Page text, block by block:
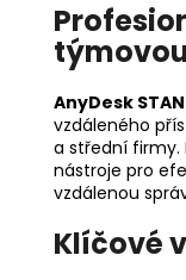
AnyDesk
vzdáleného
a střední firmy.
nástroje pro
vzdálenou
Klíčové
648